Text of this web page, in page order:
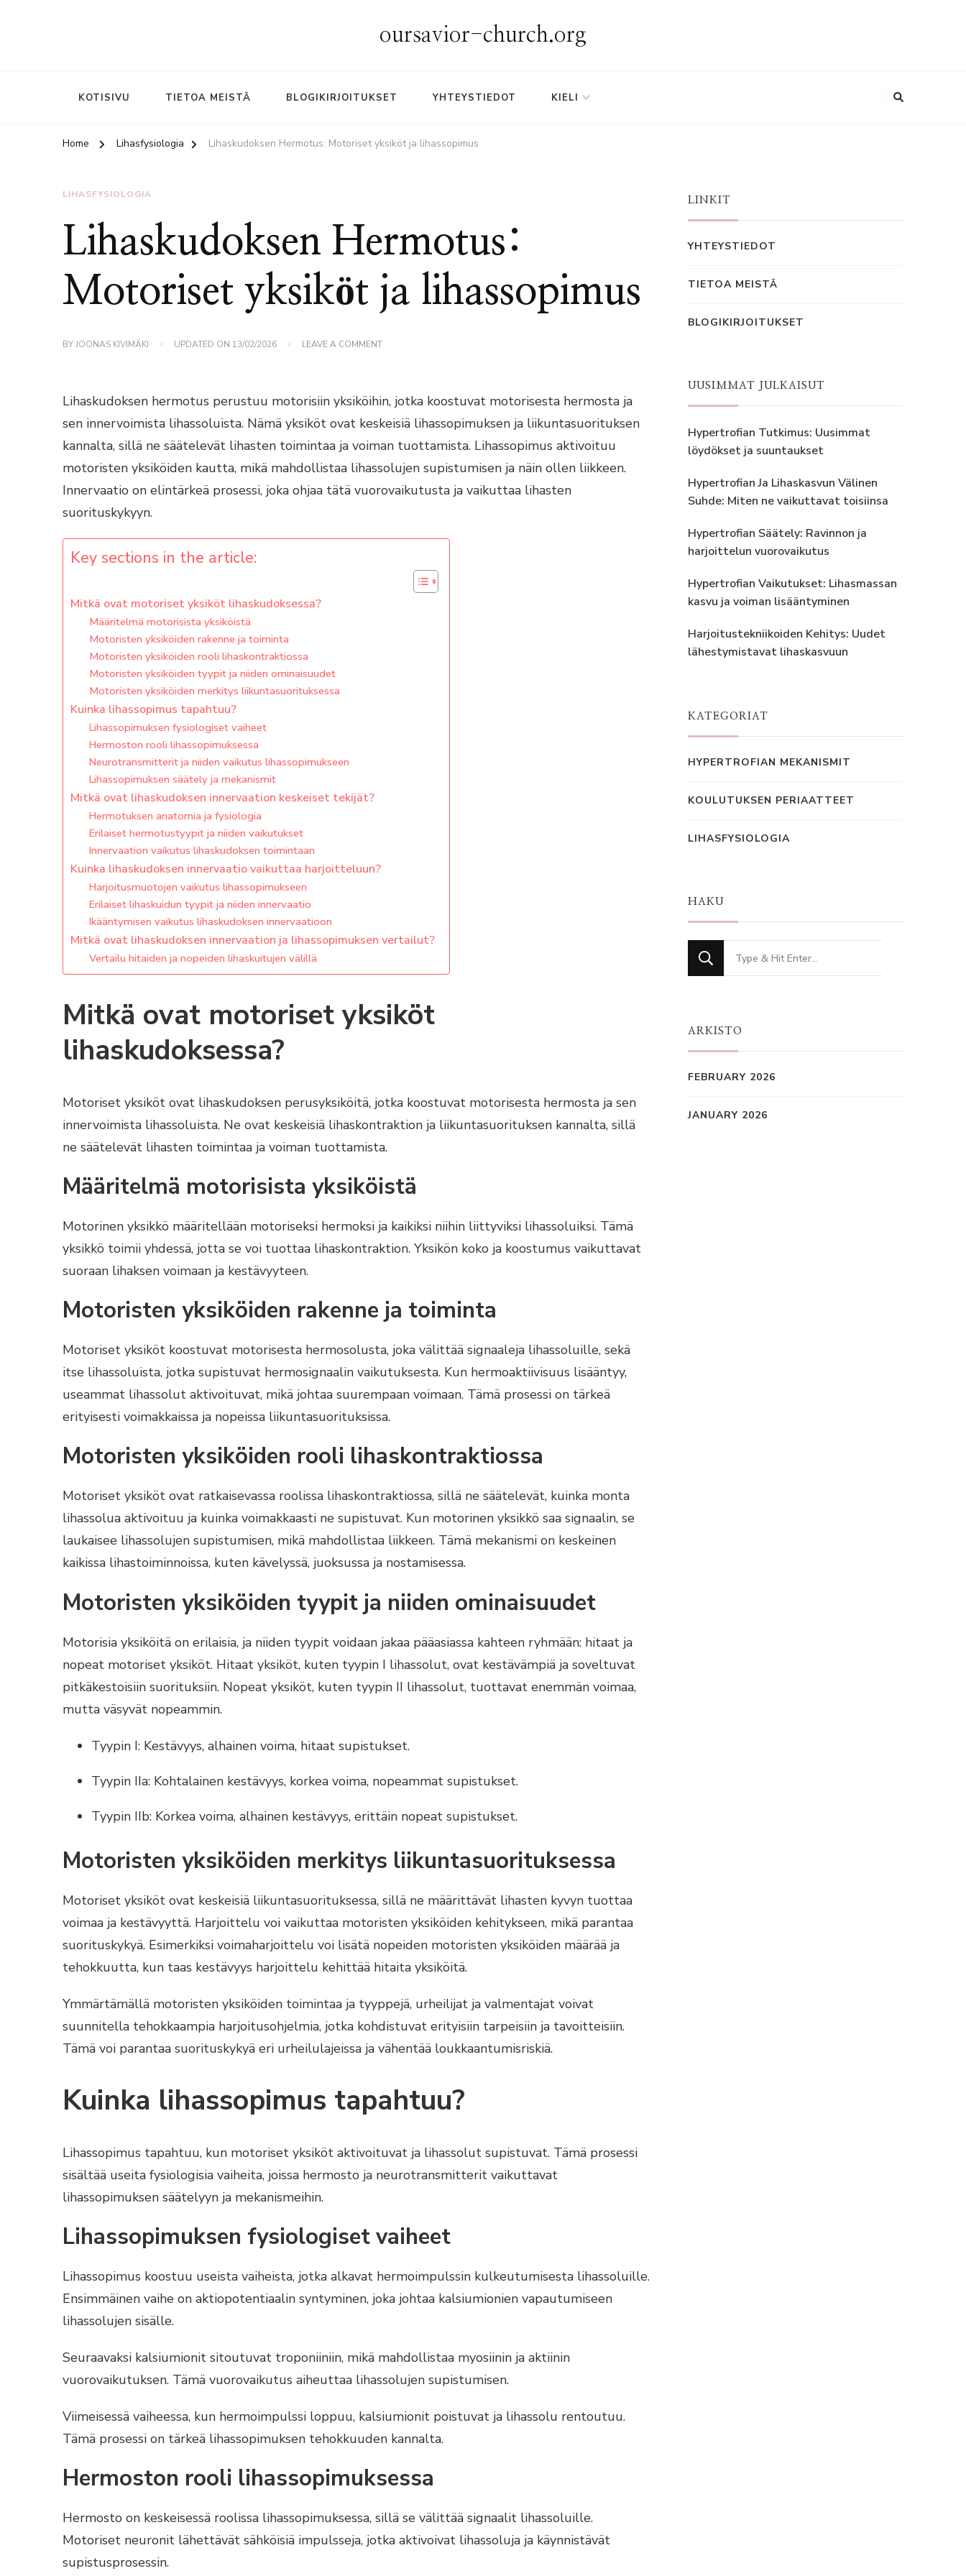
oursavior-church.org
KOTISIVU TIETOA MEISTÄ BLOGIKIRJOITUKSET YHTEYSTIEDOT KIELI
Home Lihasfysiologia Lihaskudoksen Hermotus: Motoriset yksiköt ja lihassopimus
LIHASFYSIOLOGIA
Lihaskudoksen Hermotus:
Motoriset yksiköt ja lihassopimus
BYJOONAS KIVIMÄKI UPDATED ON 13/02/2026 LEAVE A COMMENTON
JA
LIHASSOPIMUS
Lihaskudoksen hermotus perustuu motorisiin yksiköihin, jotka koostuvat motorisesta hermosta ja
sen innervoimista lihassoluista. Nämä yksiköt ovat keskeisiä lihassopimuksen ja liikuntasuorituksen
kannalta, sillä ne säätelevät lihasten toimintaa ja voiman tuottamista. Lihassopimus aktivoituu
motoristen yksiköiden kautta, mikä mahdollistaa lihassolujen supistumisen ja näin ollen liikkeen.
Innervaatio on elintärkeä prosessi, joka ohjaa tätä vuorovaikutusta ja vaikuttaa lihasten
suorituskykyyn.
Key sections in the article:
Mitkä ovat motoriset yksiköt lihaskudoksessa?
Määritelmä motorisista yksiköistä
Motoristen yksiköiden rakenne ja toiminta
Motoristen yksiköiden rooli lihaskontraktiossa
Motoristen yksiköiden tyypit ja niiden ominaisuudet
Motoristen yksiköiden merkitys liikuntasuorituksessa
Kuinka lihassopimus tapahtuu?
Lihassopimuksen fysiologiset vaiheet
Hermoston rooli lihassopimuksessa
Neurotransmitterit ja niiden vaikutus lihassopimukseen
Lihassopimuksen säätely ja mekanismit
Mitkä ovat lihaskudoksen innervaation keskeiset tekijät?
Hermotuksen anatomia ja fysiologia
Erilaiset hermotustyypit ja niiden vaikutukset
Innervaation vaikutus lihaskudoksen toimintaan
Kuinka lihaskudoksen innervaatio vaikuttaa harjoitteluun?
Harjoitusmuotojen vaikutus lihassopimukseen
Erilaiset lihaskuidun tyypit ja niiden innervaatio
Ikääntymisen vaikutus lihaskudoksen innervaatioon
Mitkä ovat lihaskudoksen innervaation ja lihassopimuksen vertailut?
Vertailu hitaiden ja nopeiden lihaskuitujen välillä
Mitkä ovat motoriset yksiköt
lihaskudoksessa?
Motoriset yksiköt ovat lihaskudoksen perusyksiköitä, jotka koostuvat motorisesta hermosta ja sen
innervoimista lihassoluista. Ne ovat keskeisiä lihaskontraktion ja liikuntasuorituksen kannalta, sillä
ne säätelevät lihasten toimintaa ja voiman tuottamista.
Määritelmä motorisista yksiköistä
Motorinen yksikkö määritellään motoriseksi hermoksi ja kaikiksi niihin liittyviksi lihassoluiksi. Tämä
yksikkö toimii yhdessä, jotta se voi tuottaa lihaskontraktion. Yksikön koko ja koostumus vaikuttavat
suoraan lihaksen voimaan ja kestävyyteen.
Motoristen yksiköiden rakenne ja toiminta
Motoriset yksiköt koostuvat motorisesta hermosolusta, joka välittää signaaleja lihassoluille, sekä
itse lihassoluista, jotka supistuvat hermosignaalin vaikutuksesta. Kun hermoaktiivisuus lisääntyy,
useammat lihassolut aktivoituvat, mikä johtaa suurempaan voimaan. Tämä prosessi on tärkeä
erityisesti voimakkaissa ja nopeissa liikuntasuorituksissa.
Motoristen yksiköiden rooli lihaskontraktiossa
Motoriset yksiköt ovat ratkaisevassa roolissa lihaskontraktiossa, sillä ne säätelevät, kuinka monta
lihassolua aktivoituu ja kuinka voimakkaasti ne supistuvat. Kun motorinen yksikkö saa signaalin, se
laukaisee lihassolujen supistumisen, mikä mahdollistaa liikkeen. Tämä mekanismi on keskeinen
kaikissa lihastoiminnoissa, kuten kävelyssä, juoksussa ja nostamisessa.
Motoristen yksiköiden tyypit ja niiden ominaisuudet
Motorisia yksiköitä on erilaisia, ja niiden tyypit voidaan jakaa pääasiassa kahteen ryhmään: hitaat ja
nopeat motoriset yksiköt. Hitaat yksiköt, kuten tyypin I lihassolut, ovat kestävämpiä ja soveltuvat
pitkäkestoisiin suorituksiin. Nopeat yksiköt, kuten tyypin II lihassolut, tuottavat enemmän voimaa,
mutta väsyvät nopeammin.
Tyypin I: Kestävyys, alhainen voima, hitaat supistukset.
Tyypin IIa: Kohtalainen kestävyys, korkea voima, nopeammat supistukset.
Tyypin IIb: Korkea voima, alhainen kestävyys, erittäin nopeat supistukset.
Motoristen yksiköiden merkitys liikuntasuorituksessa
Motoriset yksiköt ovat keskeisiä liikuntasuorituksessa, sillä ne määrittävät lihasten kyvyn tuottaa
voimaa ja kestävyyttä. Harjoittelu voi vaikuttaa motoristen yksiköiden kehitykseen, mikä parantaa
suorituskykyä. Esimerkiksi voimaharjoittelu voi lisätä nopeiden motoristen yksiköiden määrää ja
tehokkuutta, kun taas kestävyys harjoittelu kehittää hitaita yksiköitä.
Ymmärtämällä motoristen yksiköiden toimintaa ja tyyppejä, urheilijat ja valmentajat voivat
suunnitella tehokkaampia harjoitusohjelmia, jotka kohdistuvat erityisiin tarpeisiin ja tavoitteisiin.
Tämä voi parantaa suorituskykyä eri urheilulajeissa ja vähentää loukkaantumisriskiä.
Kuinka lihassopimus tapahtuu?
Lihassopimus tapahtuu, kun motoriset yksiköt aktivoituvat ja lihassolut supistuvat. Tämä prosessi
sisältää useita fysiologisia vaiheita, joissa hermosto ja neurotransmitterit vaikuttavat
lihassopimuksen säätelyyn ja mekanismeihin.
Lihassopimuksen fysiologiset vaiheet
Lihassopimus koostuu useista vaiheista, jotka alkavat hermoimpulssin kulkeutumisesta lihassoluille.
Ensimmäinen vaihe on aktiopotentiaalin syntyminen, joka johtaa kalsiumionien vapautumiseen
lihassolujen sisälle.
Seuraavaksi kalsiumionit sitoutuvat troponiiniin, mikä mahdollistaa myosiinin ja aktiinin
vuorovaikutuksen. Tämä vuorovaikutus aiheuttaa lihassolujen supistumisen.
Viimeisessä vaiheessa, kun hermoimpulssi loppuu, kalsiumionit poistuvat ja lihassolu rentoutuu.
Tämä prosessi on tärkeä lihassopimuksen tehokkuuden kannalta.
Hermoston rooli lihassopimuksessa
Hermosto on keskeisessä roolissa lihassopimuksessa, sillä se välittää signaalit lihassoluille.
Motoriset neuronit lähettävät sähköisiä impulsseja, jotka aktivoivat lihassoluja ja käynnistävät
supistusprosessin.
LINKIT
YHTEYSTIEDOT
TIETOA MEISTÄ
BLOGIKIRJOITUKSET
UUSIMMAT JULKAISUT
Hypertrofian Tutkimus: Uusimmat
löydökset ja suuntaukset
Hypertrofian Ja Lihaskasvun Välinen
Suhde: Miten ne vaikuttavat toisiinsa
Hypertrofian Säätely: Ravinnon ja
harjoittelun vuorovaikutus
Hypertrofian Vaikutukset: Lihasmassan
kasvu ja voiman lisääntyminen
Harjoitustekniikoiden Kehitys: Uudet
lähestymistavat lihaskasvuun
KATEGORIAT
HYPERTROFIAN MEKANISMIT
KOULUTUKSEN PERIAATTEET
LIHASFYSIOLOGIA
HAKU
Looking
for
ARKISTO
FEBRUARY 2026
JANUARY 2026